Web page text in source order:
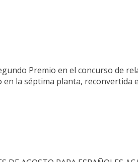
Premio en el concurso de
en la séptima planta, reconvertida